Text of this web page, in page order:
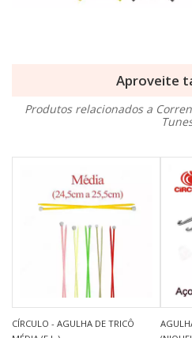
Aproveite
Produtos relacionados a
CÍRCULO - AGULHA DE TRICÔ